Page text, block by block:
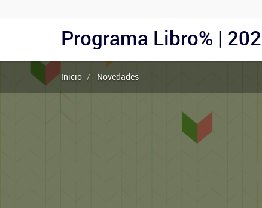
Usuarios
Anónimos
Programa Libro% |
Navegación
principal
Inicio Novedades